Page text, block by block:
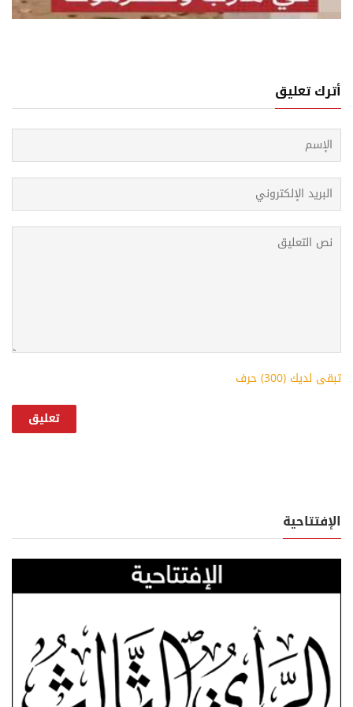
أترك تعليق
تبقى لديك (300) حرف
الإفتتاحية